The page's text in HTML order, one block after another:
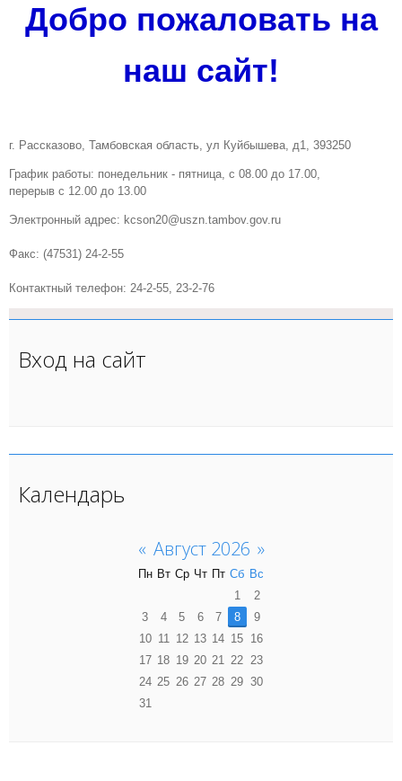
Добро пожаловать на
наш сайт!
г. Рассказово, Тамбовская область, ул Куйбышева, д1, 393250
График работы: понедельник - пятница, с 08.00 до 17.00,
перерыв с 12.00 до 13.00
Электронный адрес: kcson20@uszn.tambov.gov.ru
Факс: (47531) 24-2-55
Контактный телефон: 24-2-55, 23-2-76
Вход на сайт
Календарь
« Август 2026 »
Пн Вт Ср Чт Пт Сб Вс
1
2
3
4 5 6 7 8
9
10 11 12 13 14 15 16
17 18 19 20 21 22 23
24 25 26 27 28 29 30
31